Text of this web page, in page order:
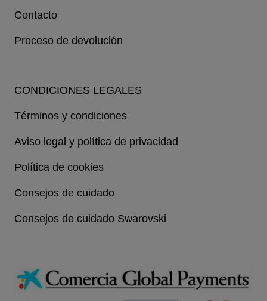
Contacto
Proceso de devolución
CONDICIONES LEGALES
Términos y condiciones
Aviso legal y política de privacidad
Política de cookies
Consejos de cuidado
Consejos de cuidado Swarovski